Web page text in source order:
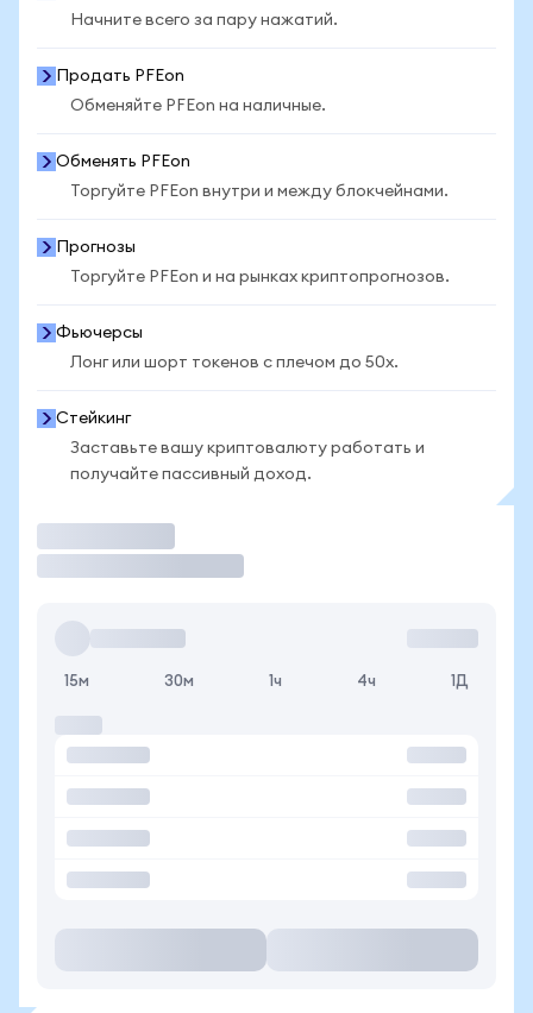
Начните всего за пару нажатий.
Продать PFEon
Обменяйте PFEon на наличные.
Обменять PFEon
Торгуйте PFEon внутри и между блокчейнами.
Прогнозы
Торгуйте PFEon и на рынках криптопрогнозов.
Фьючерсы
Лонг или шорт токенов с плечом до 50x.
Стейкинг
Заставьте вашу криптовалюту работать и
получайте пассивный доход.
15м 30м 1ч 4ч 1Д